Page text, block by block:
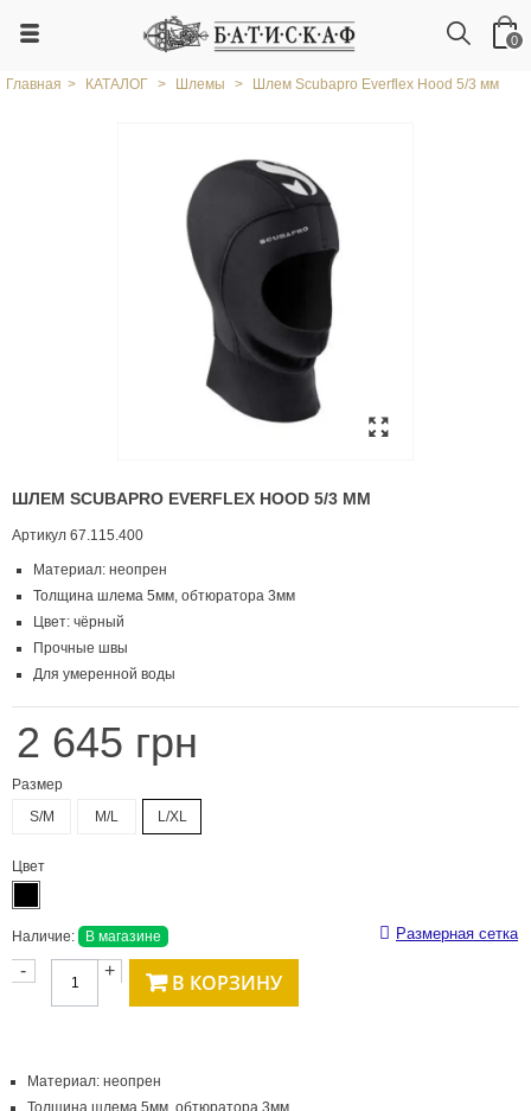
0
Главная > КАТАЛОГ > Шлемы > Шлем Scubapro Everflex Hood 5/3 мм
ШЛЕМ SCUBAPRO EVERFLEX HOOD 5/3 ММ
Артикул 67.115.400
Материал: неопрен
Толщина шлема 5мм, обтюратора 3мм
Цвет: чёрный
Прочные швы
Для умеренной воды
2 645 грн
Размер
S/M
M/L L/XL
Цвет
Наличие: В магазине Размерная сетка
- + В КОРЗИНУ
Материал: неопрен